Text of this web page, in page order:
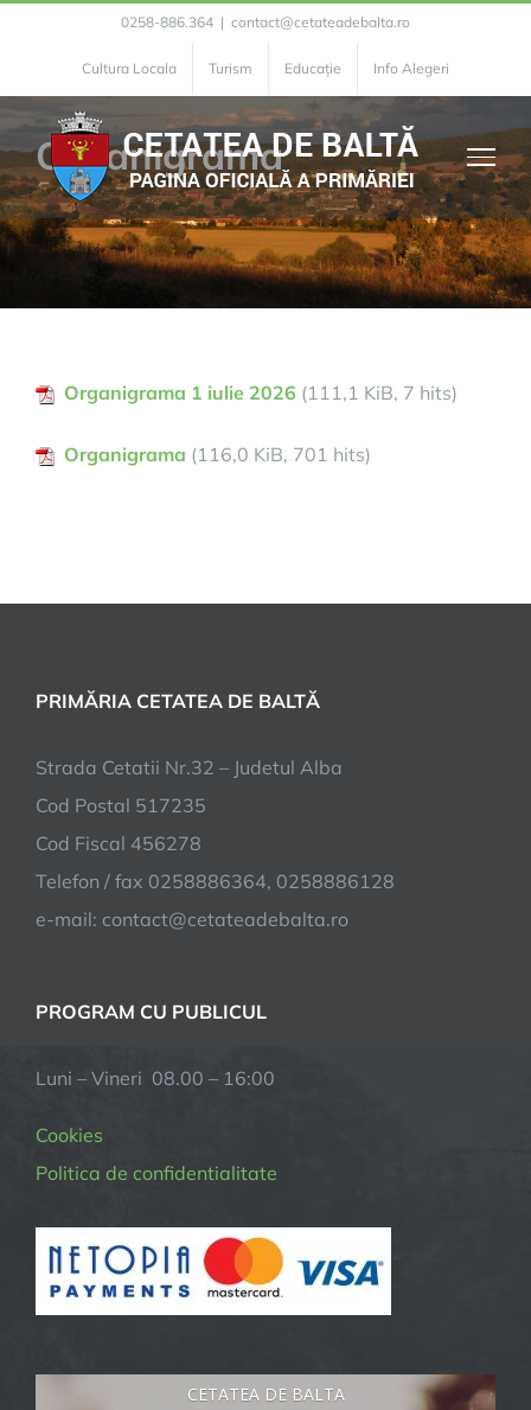
content
0258-886.364 | contact@cetateadebalta.ro
Cultura Locala Turism Educație Info Alegeri
Organigrama
Organigrama 1 iulie 2026 (111,1 KiB, 7 hits)
Organigrama (116,0 KiB, 701 hits)
PRIMĂRIA CETATEA DE BALTĂ
Strada Cetatii Nr.32 – Judetul Alba
Cod Postal 517235
Cod Fiscal 456278
Telefon / fax 0258886364, 0258886128
e-mail: contact@cetateadebalta.ro
PROGRAM CU PUBLICUL
Luni – Vineri 08.00 – 16:00
Cookies
Politica de confidentialitate
CETATEA DE BALTA